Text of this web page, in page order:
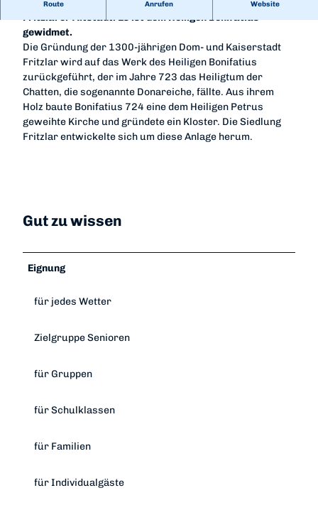
Route Anrufen Website
Das Bonifatius-Denkmal steht auf dem Domplatz in der
Fritzlarer Altstadt. Es ist dem Heiligen Bonifatius
gewidmet.
Die Gründung der 1300-jährigen Dom- und Kaiserstadt
Fritzlar wird auf das Werk des Heiligen Bonifatius
zurückgeführt, der im Jahre 723 das Heiligtum der
Chatten, die sogenannte Donareiche, fällte. Aus ihrem
Holz baute Bonifatius 724 eine dem Heiligen Petrus
geweihte Kirche und gründete ein Kloster. Die Siedlung
Fritzlar entwickelte sich um diese Anlage herum.
Gut zu wissen
Eignung
für jedes Wetter
Zielgruppe Senioren
für Gruppen
für Schulklassen
für Familien
für Individualgäste